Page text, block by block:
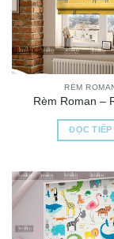
RÈM
Rèm Roman –
ĐỌC TIẾP